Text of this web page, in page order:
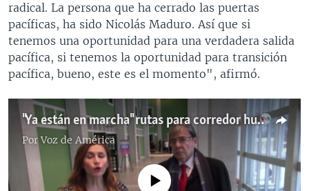
radical. La persona que ha cerrado las puertas
pacíficas, ha sido Nicolás Maduro. Así que si
tenemos una oportunidad para una verdadera salida
pacífica, si tenemos la oportunidad para transición
pacífica, bueno, este es el momento", afirmó.
"Ya están en marcha" rutas para corredor humanitario en Venezuela, canciller colombiano
PorVoz de América
No media source currently available